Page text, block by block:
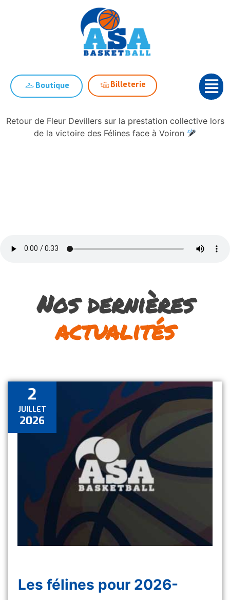
Boutique Billeterie
Retour de Fleur Devillers sur la prestation collective lors
de la victoire des Félines face à Voiron
Nos dernières
actualités
2
JUILLET
2026
Les félines pour 2026-